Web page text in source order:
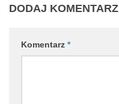
DODAJ KOMENTARZ
Komentarz *